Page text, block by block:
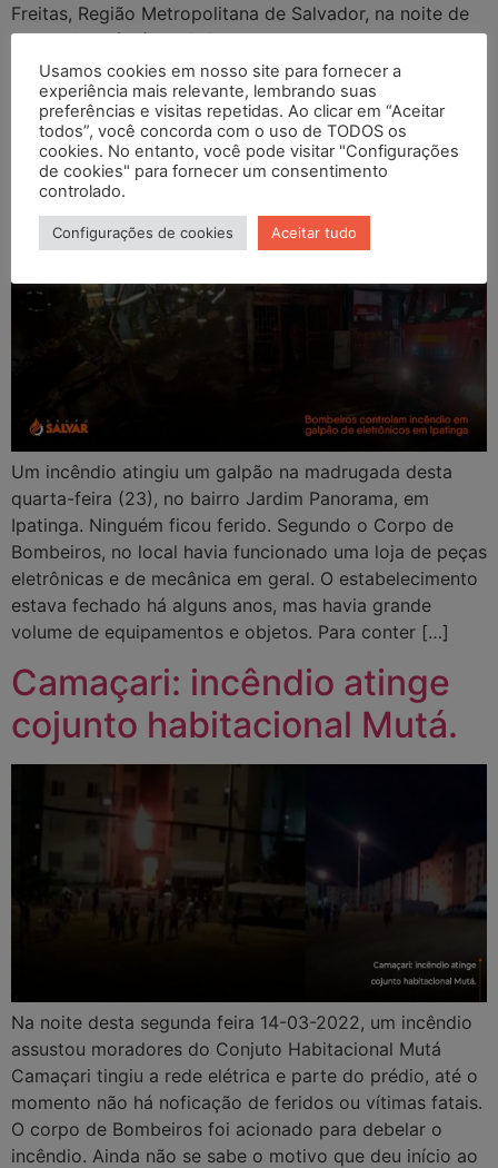
Freitas, Região Metropolitana de Salvador, na noite de
quinta-feira (24). As […]
Bombeiros controlam
incêndio em galpão de
eletrônicos em Ipatinga.
Um incêndio atingiu um galpão na madrugada desta
quarta-feira (23), no bairro Jardim Panorama, em
Ipatinga. Ninguém ficou ferido. Segundo o Corpo de
Bombeiros, no local havia funcionado uma loja de peças
eletrônicas e de mecânica em geral. O estabelecimento
estava fechado há alguns anos, mas havia grande
volume de equipamentos e objetos. Para conter […]
Camaçari: incêndio atinge
cojunto habitacional Mutá.
Na noite desta segunda feira 14-03-2022, um incêndio
assustou moradores do Conjuto Habitacional Mutá
Camaçari tingiu a rede elétrica e parte do prédio, até o
momento não há noficação de feridos ou vítimas fatais.
O corpo de Bombeiros foi acionado para debelar o
incêndio. Ainda não se sabe o motivo que deu início ao
Usamos cookies em nosso site para fornecer a
experiência mais relevante, lembrando suas
preferências e visitas repetidas. Ao clicar em “Aceitar
todos”, você concorda com o uso de TODOS os
cookies. No entanto, você pode visitar "Configurações
de cookies" para fornecer um consentimento
controlado.
Configurações de cookies Aceitar tudo